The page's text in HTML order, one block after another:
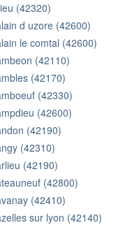
(42320)
d uzore (42600)
le comtal (42600)
(42110)
(42170)
(42330)
(42600)
(42190)
(42310)
(42190)
(42800)
(42410)
sur lyon (42140)